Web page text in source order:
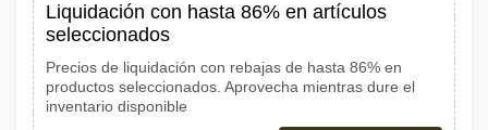
Liquidación con hasta 86% en artículos
seleccionados
Precios de liquidación con rebajas de hasta 86% en
productos seleccionados. Aprovecha mientras dure el
inventario disponible